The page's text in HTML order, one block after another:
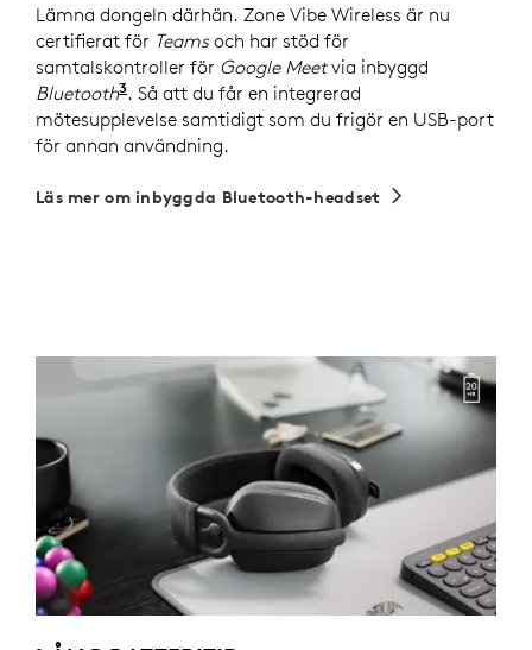
Lämna dongeln därhän. Zone Vibe Wireless är nu
certifierat för Teamsoch har stöd för
samtalskontroller för Google Meetvia inbyggd
Bluetooth3Certifieringen förMicrosoft Teams
. Så att du får en integrerad
mötesupplevelse samtidigt som du frigör en USB-port
för annan användning.
Läs mer om inbyggda Bluetooth-headset